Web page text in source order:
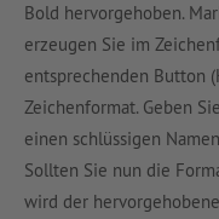
Bold hervorgehoben.
erzeugen Sie im
entsprechenden Button
Zeichenformat. Geben
einen schlüssigen
Sollten Sie nun die
wird der